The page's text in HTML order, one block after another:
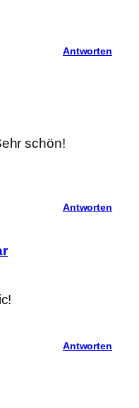
Antworten
schön!
Antworten
Antworten